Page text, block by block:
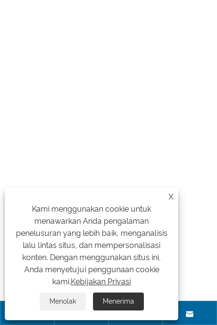
 
X
Kami menggunakan cookie untuk
menawarkan Anda pengalaman
penelusuran yang lebih baik, menganalisis
lalu lintas situs, dan mempersonalisasi
konten. Dengan menggunakan situs ini,
Anda menyetujui penggunaan cookie
kami.Kebijakan Privasi
Menolak Menerima